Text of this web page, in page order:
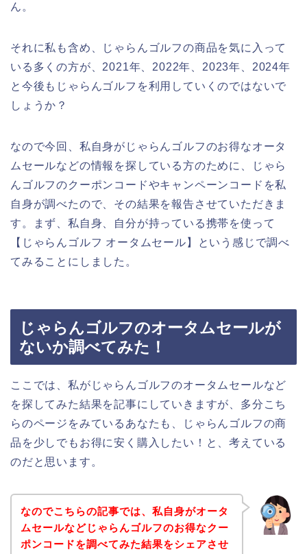
ん。
それに私も含め、じゃらんゴルフの商品を気に入って
いる多くの方が、2021年、2022年、2023年、2024年
と今後もじゃらんゴルフを利用していくのではないで
しょうか？
なので今回、私自身がじゃらんゴルフのお得なオータ
ムセールなどの情報を探している方のために、じゃら
んゴルフのクーポンコードやキャンペーンコードを私
自身が調べたので、その結果を報告させていただきま
す。まず、私自身、自分が持っている携帯を使って
【じゃらんゴルフ オータムセール】という感じで調べ
てみることにしました。
じゃらんゴルフのオータムセールが
ないか調べてみた！
ここでは、私がじゃらんゴルフのオータムセールなど
を探してみた結果を記事にしていきますが、多分こち
らのページをみているあなたも、じゃらんゴルフの商
品を少しでもお得に安く購入したい！と、考えている
のだと思います。
なのでこちらの記事では、私自身がオータ
ムセールなどじゃらんゴルフのお得なクー
ポンコードを調べてみた結果をシェアさせ